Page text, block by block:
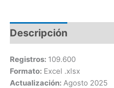
Descripción
Registros: 109.600
Formato: Excel .xlsx
Actualización: Agosto 2025